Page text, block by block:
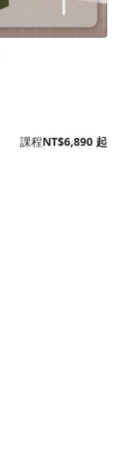
課程NT$6,890 起